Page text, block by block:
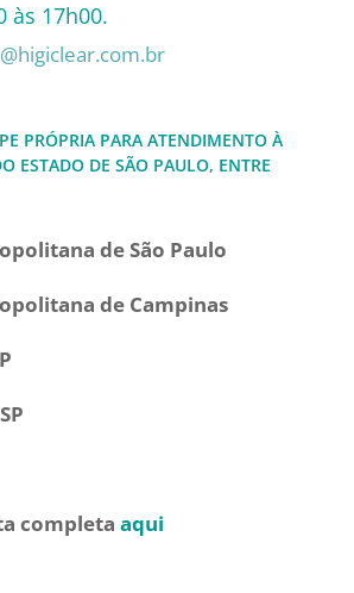
às 17h00.
PRÓPRIA PARA ATENDIMENTO À
ESTADO DE SÃO PAULO, ENTRE
de São Paulo
de Campinas
completa aqui